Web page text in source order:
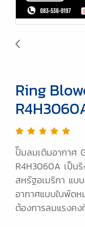
Ring
ปั๊มลมเติมอากาศ
R4H3060A เป็น
สหรัฐอเมริกา แบ
อากาศแบบใบพัด
ต้องการลมแรงคง